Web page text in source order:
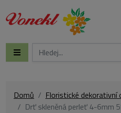
Domů
Floristické dekorativní
Drť skleněná perleť 4-6mm